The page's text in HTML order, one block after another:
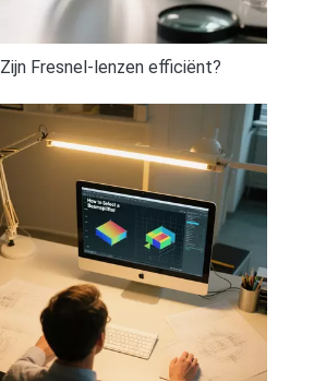
Zijn Fresnel-lenzen efficiënt?